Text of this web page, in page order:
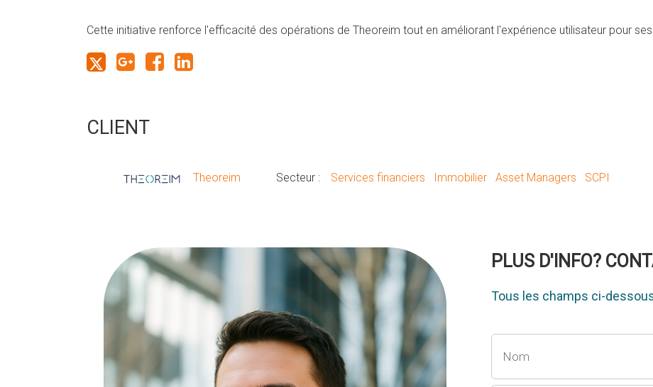
Cette initiative renforce l'efficacité des opérations de Theoreim tout en améliorant l'expérience utilisateur pour
CLIENT
Theoreim Secteur : Services financiers Immobilier Asset Managers SCPI
PLUS D'INFO?
Tous les champs ci-